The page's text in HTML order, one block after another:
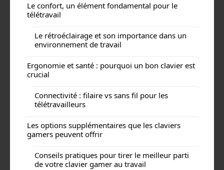
Le confort, un élément fondamental pour le
télétravail
Le rétroéclairage et son importance dans un
environnement de travail
Ergonomie et santé : pourquoi un bon clavier est
crucial
Connectivité : filaire vs sans fil pour les
télétravailleurs
Les options supplémentaires que les claviers
gamers peuvent offrir
Conseils pratiques pour tirer le meilleur parti
de votre clavier gamer au travail